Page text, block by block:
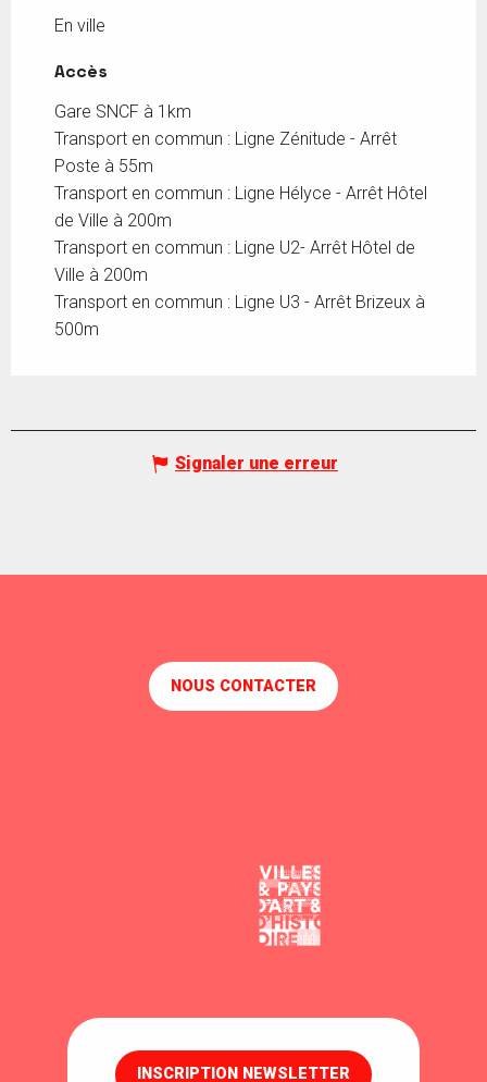
En ville
Accès
Accès
Gare SNCF à 1km
Transport en commun : Ligne Zénitude - Arrêt
Poste à 55m
Transport en commun : Ligne Hélyce - Arrêt Hôtel
de Ville à 200m
Transport en commun : Ligne U2- Arrêt Hôtel de
Ville à 200m
Transport en commun : Ligne U3 - Arrêt Brizeux à
500m
Signaler une erreur
NOUS CONTACTER
INSCRIPTION NEWSLETTER